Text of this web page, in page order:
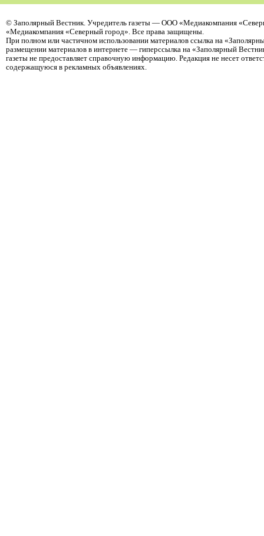
© Заполярный Вестник. Учредитель газеты — ООО «Медиакомпания
«Медиакомпания «Северный город». Все права защищены.
При полном или частичном использовании материалов ссылка на
размещении материалов в интернете — гиперссылка на «Заполярный
газеты не предоставляет справочную информацию. Редакция не несет
содержащуюся в рекламных объявлениях.